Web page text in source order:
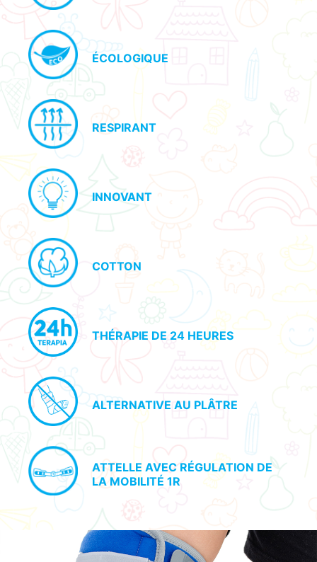
ÉCOLOGIQUE
RESPIRANT
INNOVANT
COTTON
THÉRAPIE DE 24 HEURES
ALTERNATIVE AU PLÂTRE
ATTELLE AVEC RÉGULATION DE
LA MOBILITÉ 1R